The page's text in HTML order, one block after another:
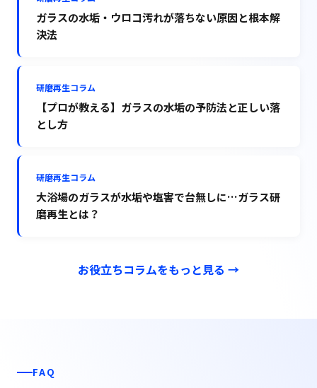
ガラスの水垢・ウロコ汚れが落ちない原因と根本解
決法
研磨再生コラム
【プロが教える】ガラスの水垢の予防法と正しい落
とし方
研磨再生コラム
大浴場のガラスが水垢や塩害で台無しに…ガラス研
磨再生とは？
お役立ちコラムをもっと見る →
FAQ